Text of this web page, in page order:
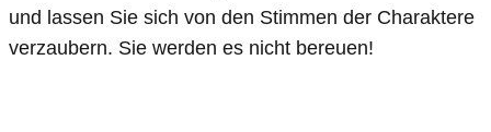
und lassen Sie sich von den Stimmen der Charaktere
verzaubern. Sie werden es nicht bereuen!